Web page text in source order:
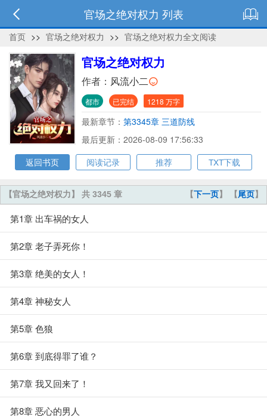
官场之绝对权力 列表
首页 >> 官场之绝对权力 >> 官场之绝对权力全文阅读
官场之绝对权力
作者： 风流小二
都市 已完结 1218 万字
最新章节： 第3345章 三道防线
最后更新：2026-08-09 17:56:33
返回书页
阅读记录 推荐 TXT下载
【下一页】 【尾页】
【官场之绝对权力】 共 3345 章
第1章 出车祸的女人
第2章 老子弄死你！
第3章 绝美的女人！
第4章 神秘女人
第5章 色狼
第6章 到底得罪了谁？
第7章 我又回来了！
第8章 恶心的男人